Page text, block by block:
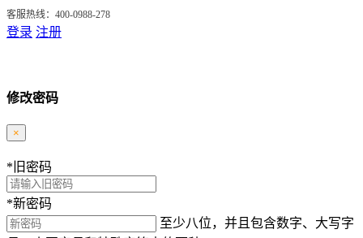
客服热线：400-0988-278
登录 注册
修改密码
×
* 旧密码
*新密码
至少八位，并且包含数字、大写字